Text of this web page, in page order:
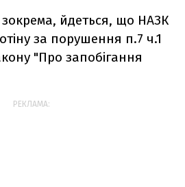
зокрема, йдеться, що НАЗК
за порушення п.7 ч.1
"Про запобігання
РЕКЛАМА: